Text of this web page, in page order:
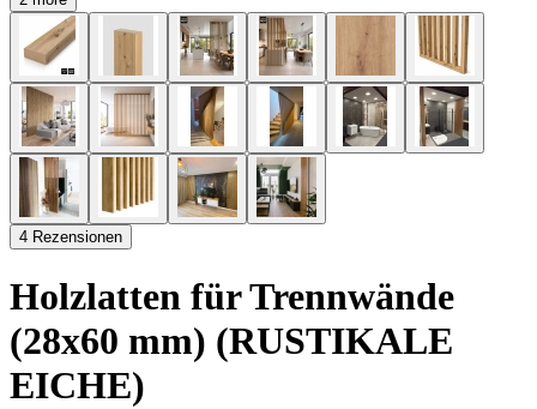
4 Rezensionen
Holzlatten für Trennwände
(28x60 mm) (RUSTIKALE
EICHE)